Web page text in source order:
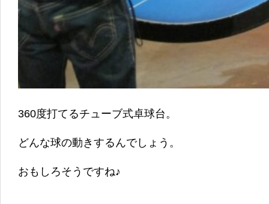
360度打てるチューブ式卓球台。
どんな球の動きするんでしょう。
おもしろそうですね♪